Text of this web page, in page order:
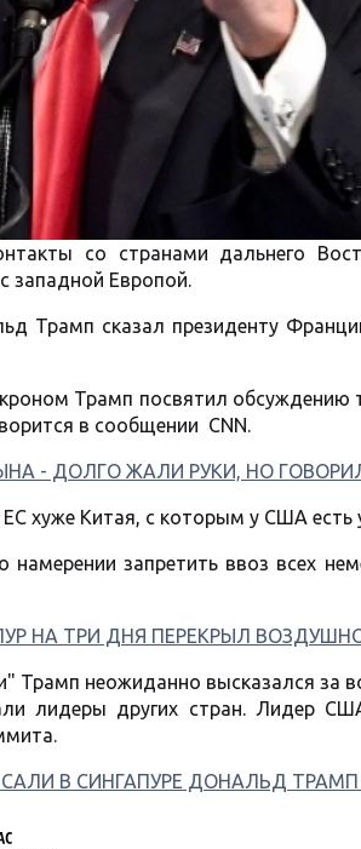
со странами дальнего
западной Европой.
Трамп сказал президенту
Трамп посвятил обсуждению
в сообщении CNN.
- ДОЛГО ЖАЛИ РУКИ, НО
хуже Китая, с которым у США есть
намерении запретить ввоз всех
НА ТРИ ДНЯ ПЕРЕКРЫЛ
неожиданно высказался за
лидеры других стран. Лидер
В СИНГАПУРЕ ДОНАЛЬД ТРАМП